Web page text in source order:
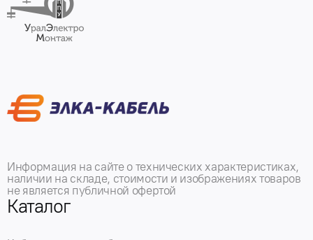
Информация на сайте о технических характеристиках,
наличии на складе, стоимости и изображениях товаров
не является публичной офертой
Каталог